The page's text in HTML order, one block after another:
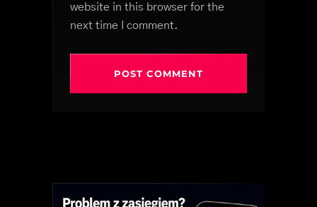
website in this browser for the
next time I comment.